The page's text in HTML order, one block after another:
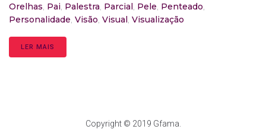
Orelhas, Pai, Palestra, Parcial, Pele, Penteado,
Personalidade, Visão, Visual, Visualização
LER MAIS
Copyright © 2019 Gfama.